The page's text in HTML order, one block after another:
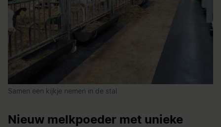
Samen een kijkje nemen in de stal
Nieuw melkpoeder met unieke